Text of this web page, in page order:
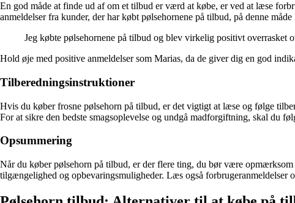
En god måde at finde ud af om et tilbud er værd at købe, er ved at læse
anmeldelser fra kunder, der har købt pølsehornene på tilbud, på denne
Jeg købte pølsehornene på tilbud og blev virkelig positivt
Hold øje med positive anmeldelser som Marias, da de giver dig en god
Tilberedningsinstruktioner
Hvis du køber frosne pølsehorn på tilbud, er det vigtigt at læse og følge
For at sikre den bedste smagsoplevelse og undgå madforgiftning, skal du
Opsummering
Når du køber pølsehorn på tilbud, er der flere ting, du bør være
tilgængelighed og opbevaringsmuligheder. Læs også forbrugeranmeldelser